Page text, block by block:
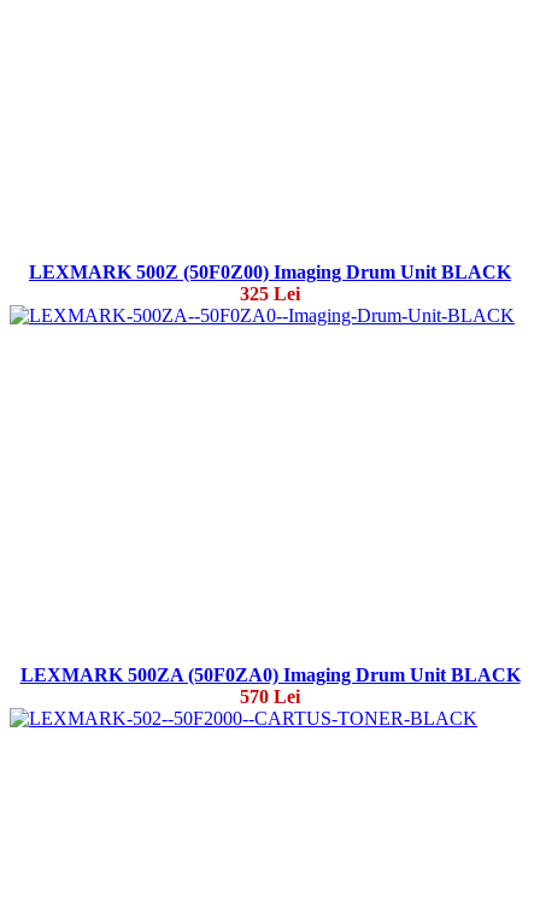
LEXMARK 500Z (50F0Z00) Imaging Drum Unit BLACK
325 Lei
LEXMARK 500ZA (50F0ZA0) Imaging Drum Unit BLACK
570 Lei